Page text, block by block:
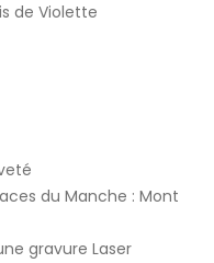
de Violette
du Manche : Mont
gravure Laser